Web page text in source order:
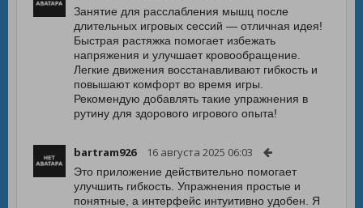
Занятие для расслабления мышц после
длительных игровых сессий — отличная идея!
Быстрая растяжка помогает избежать
напряжения и улучшает кровообращение.
Легкие движения восстанавливают гибкость и
повышают комфорт во время игры.
Рекомендую добавлять такие упражнения в
рутину для здорового игрового опыта!
bartram926 16 августа 2025 06:03
Это приложение действительно помогает
улучшить гибкость. Упражнения простые и
понятные, а интерфейс интуитивно удобен. Я